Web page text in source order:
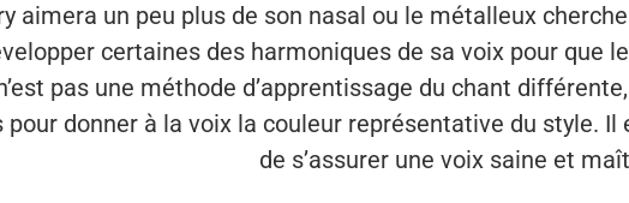
aimera un peu plus de son nasal ou le métalleux
certaines des harmoniques de sa voix pour que
pas une méthode d’apprentissage du chant
donner à la voix la couleur représentative du style.
de s’assurer une voix saine et